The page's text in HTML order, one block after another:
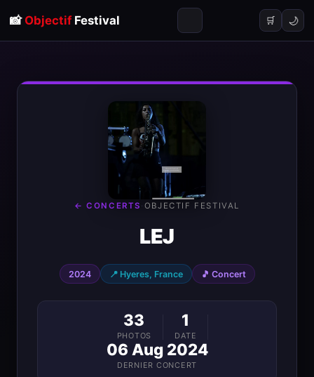
📸 ObjectifFestival 🛒 🌙
← CONCERTS · OBJECTIF FESTIVAL
LEJ
2024 📍 Hyeres, France 🎵 Concert
33
PHOTOS
1
DATE
06 Aug 2024
DERNIER CONCERT